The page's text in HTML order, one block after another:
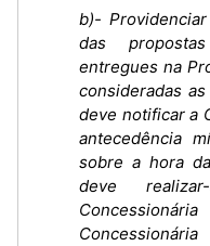
b)-
das
entregues na
consideradas
deve notificar a
antecedência
sobre a hora
deve